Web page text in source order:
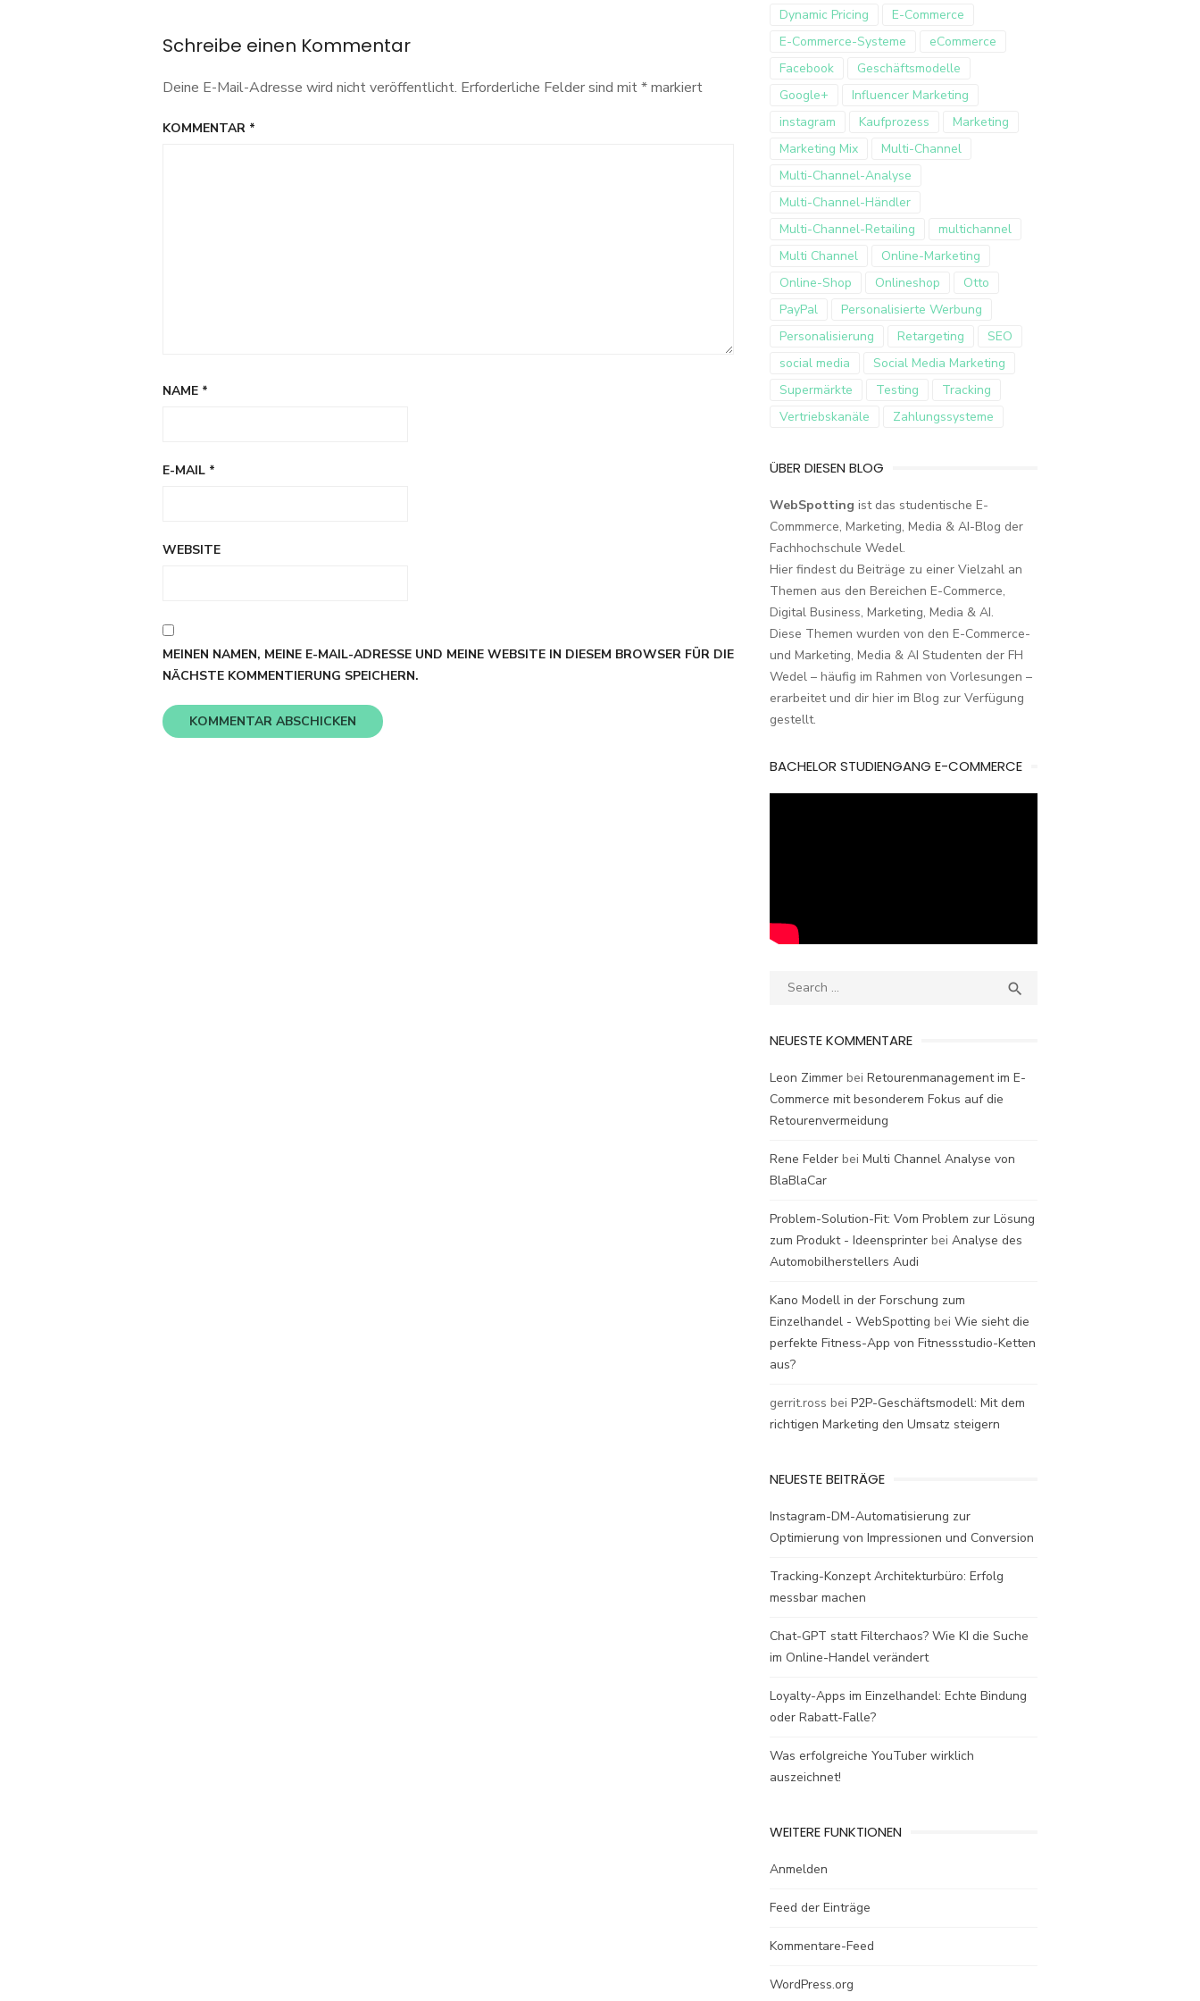
Schreibe einen Kommentar
Deine E-Mail-Adresse wird nicht veröffentlicht. Erforderliche Felder sind mit*markiert
KOMMENTAR *
NAME *
E-MAIL *
WEBSITE
MEINEN NAMEN, MEINE E-MAIL-ADRESSE UND MEINE WEBSITE IN DIESEM BROWSER FÜR DIE
NÄCHSTE KOMMENTIERUNG SPEICHERN.
Dynamic Pricing
E-Commerce
E-Commerce-Systeme
eCommerce
Facebook
Geschäftsmodelle
Google+
Influencer Marketing
instagram
Kaufprozess
Marketing
Marketing Mix
Multi-Channel
Multi-Channel-Analyse
Multi-Channel-Händler
Multi-Channel-Retailing
multichannel
Multi Channel
Online-Marketing
Online-Shop
Onlineshop
Otto
PayPal
Personalisierte Werbung
Personalisierung
Retargeting
SEO
social media
Social Media Marketing
Supermärkte
Testing
Tracking
Vertriebskanäle
Zahlungssysteme
ÜBER DIESEN BLOG
WebSpotting ist das studentische E-
Commmerce, Marketing, Media & AI-Blog der
Fachhochschule Wedel.
Hier findest du Beiträge zu einer Vielzahl an
Themen aus den Bereichen E-Commerce,
Digital Business, Marketing, Media & AI.
Diese Themen wurden von den E-Commerce-
und Marketing, Media & AI Studenten der FH
Wedel – häufig im Rahmen von Vorlesungen –
erarbeitet und dir hier im Blog zur Verfügung
gestellt.
BACHELOR STUDIENGANG E-COMMERCE
Search

NEUESTE KOMMENTARE
Leon Zimmer bei Retourenmanagement im E-
Commerce mit besonderem Fokus auf die
Retourenvermeidung
Rene Felder bei Multi Channel Analyse von
BlaBlaCar
Problem-Solution-Fit: Vom Problem zur Lösung
zum Produkt - Ideensprinter bei Analyse des
Automobilherstellers Audi
Kano Modell in der Forschung zum
Einzelhandel - WebSpotting bei Wie sieht die
perfekte Fitness-App von Fitnessstudio-Ketten
aus?
gerrit.ross bei P2P-Geschäftsmodell: Mit dem
richtigen Marketing den Umsatz steigern
NEUESTE BEITRÄGE
Instagram-DM-Automatisierung zur
Optimierung von Impressionen und Conversion
Tracking-Konzept Architekturbüro: Erfolg
messbar machen
Chat-GPT statt Filterchaos? Wie KI die Suche
im Online-Handel verändert
Loyalty-Apps im Einzelhandel: Echte Bindung
oder Rabatt-Falle?
Was erfolgreiche YouTuber wirklich
auszeichnet!
WEITERE FUNKTIONEN
Anmelden
Feed der Einträge
Kommentare-Feed
WordPress.org